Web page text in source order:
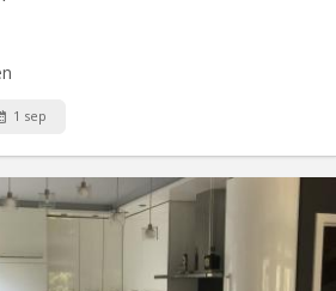
1 sep
KM 1713
étudiant(e) : UNE chambre disponible
duplex de 155 m² comprenant